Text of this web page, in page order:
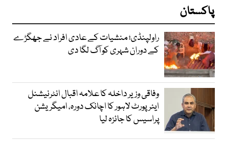
پاکستان
راولپنڈی؛ منشیات کے عادی افراد نے جھگڑے
کے دوران شہری کو آگ لگا دی
وفاقی وزیر داخلہ کا علامہ اقبال انٹرنیشنل
ایئرپورٹ لاہور کا اچانک دورہ، امیگریشن
پراسیس کا جائزہ لیا